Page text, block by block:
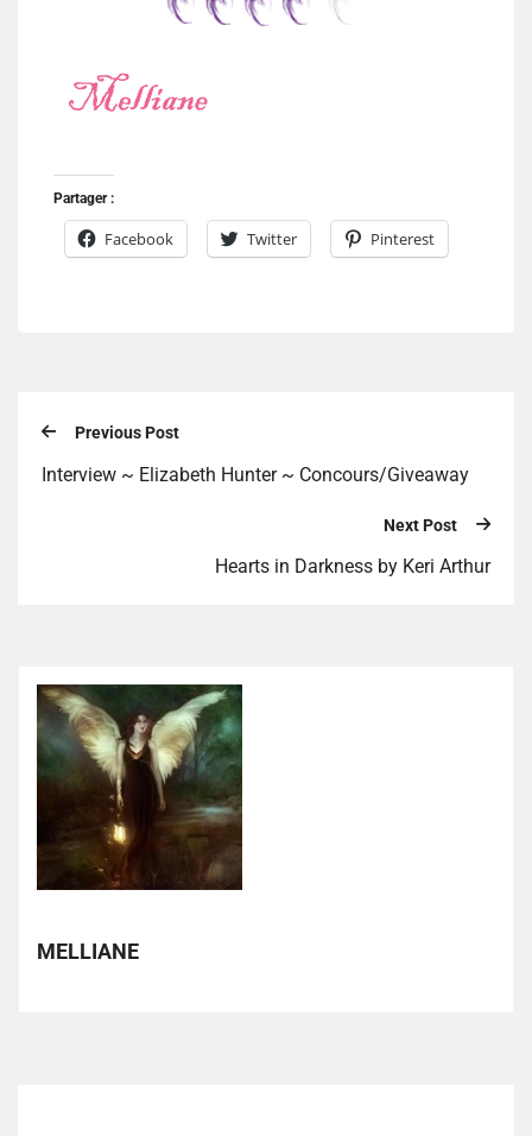
Partager :
Facebook Twitter Pinterest
Previous Post
Interview ~ Elizabeth Hunter ~ Concours/Giveaway
Next Post
Hearts in Darkness by Keri Arthur
MELLIANE